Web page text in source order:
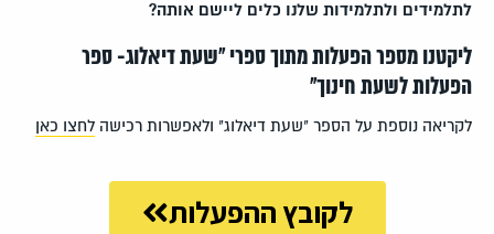
לתלמידים ולתלמידות שלנו כלים ליישם אותה?
ליקטנו מספר הפעלות מתוך ספרי "שעת דיאלוג- ספר
הפעלות לשעת חינוך"
לקריאה נוספת על הספר "שעת דיאלוג" ולאפשרות רכישה לחצו כאן
לקובץ ההפעלות